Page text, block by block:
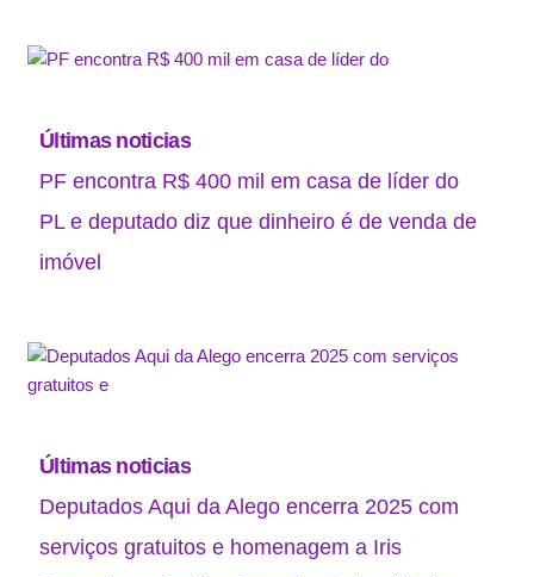
Últimas noticias
PF encontra R$ 400 mil em casa de líder do
PL e deputado diz que dinheiro é de venda de
imóvel
Últimas noticias
Deputados Aqui da Alego encerra 2025 com
serviços gratuitos e homenagem a Iris